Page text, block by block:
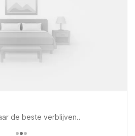
de beste verblijven..